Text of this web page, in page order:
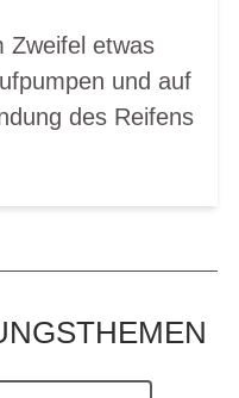
Zweifel etwas
und auf
des Reifens